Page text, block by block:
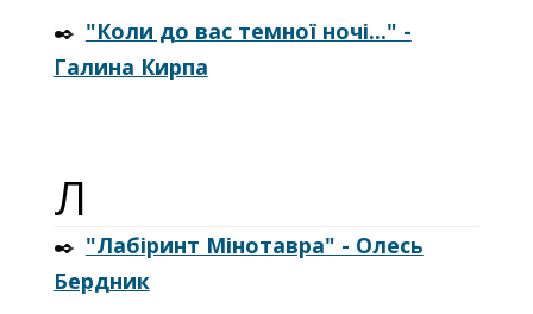
✒️ "Коли до вас темної ночі..." -
Галина Кирпа
Л
✒️ "Лабіринт Мінотавра" - Олесь
Бердник